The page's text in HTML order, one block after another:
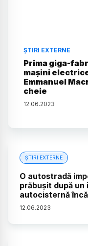
ȘTIRI EXTERNE
Prima giga-
mașini
Emmanuel
cheie
12.06.2023
ȘTIRI EXTERNE
O autostradă
prăbușit după un
autocisternă
12.06.2023